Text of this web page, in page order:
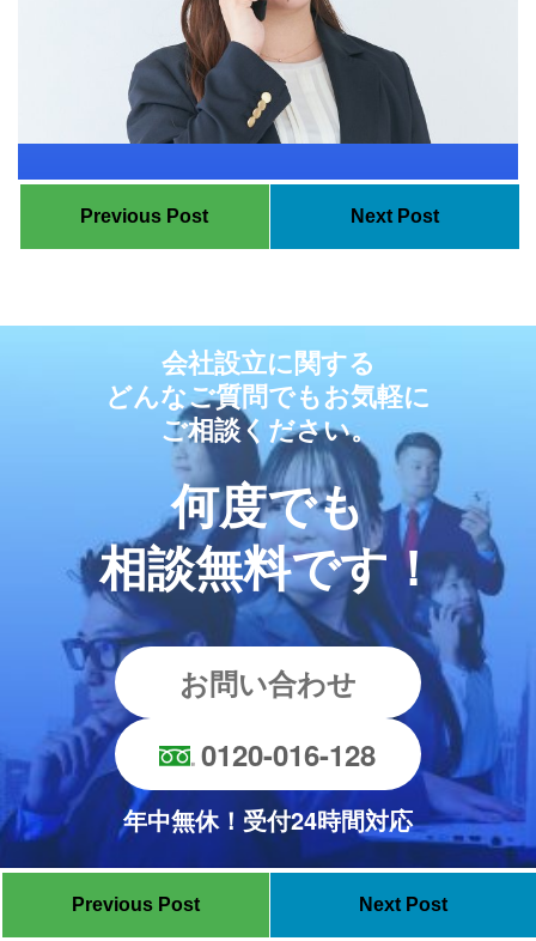
Previous Post Next Post
会社設立に関する
どんなご質問でもお気軽に
ご相談ください。
何度でも
相談無料です！
お問い合わせ
0120-016-128
年中無休！受付24時間対応
Previous Post Next Post